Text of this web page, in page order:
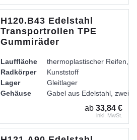
H120.B43 Edelstahl
Transportrollen TPE
Gummiräder
Lauffläche
thermoplastischer Reifen,
Radkörper
Kunststoff
Lager
Gleitlager
Gehäuse
Gabel aus Edelstahl,
ab 33,84 €
inkl. MwSt.